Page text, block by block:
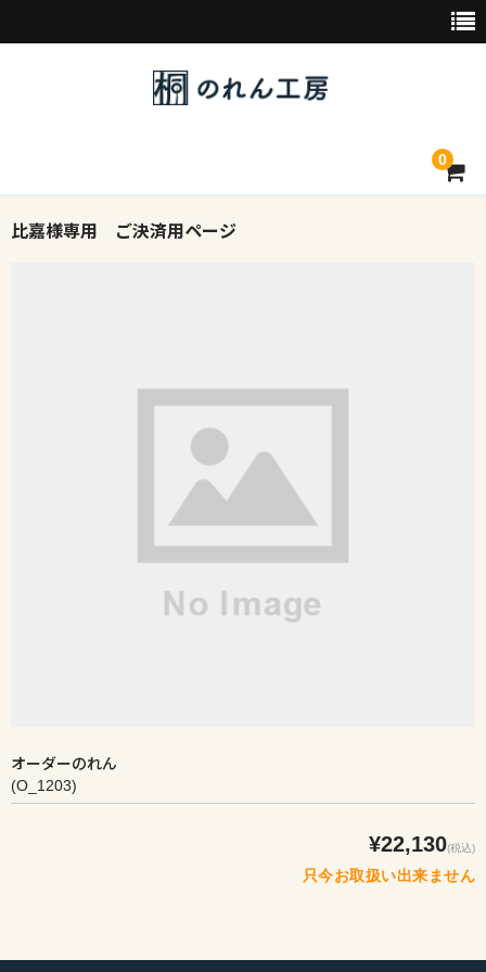
0
トップページ
比嘉様専用 ご決済用ページ
オーダーのれん
(O_1203)
¥22,130(税込)
只今お取扱い出来ません